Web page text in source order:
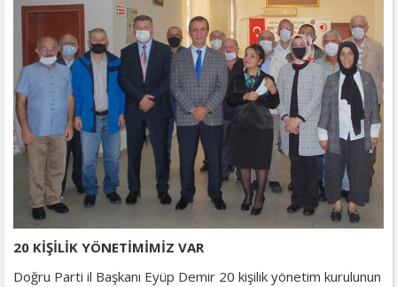
20 KİŞİLİK YÖNETİMİMİZ VAR
Doğru Parti il Başkanı Eyüp Demir 20 kişilik yönetim kurulunun